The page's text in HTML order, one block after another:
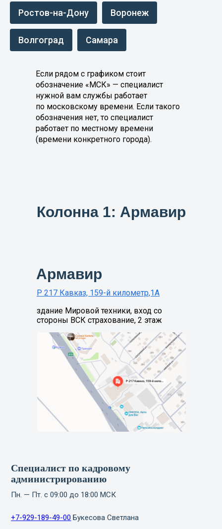
Ростов-на-Дону Воронеж
Волгоград Самара
Если рядом с графиком стоит
обозначение «МСК» — специалист
нужной вам службы работает
по московскому времени. Если такого
обозначения нет, то специалист
работает по местному времени
(времени конкретного города).
Колонна 1: Армавир
Армавир
здание Мировой техники, вход со
стороны ВСК страхование, 2 этаж
Р 217 Кавказ, 159-й километр,1А
Специалист по кадровому
администрированию
Пн. — Пт. с 09:00 до 18:00 МСК
+7-929-189-49-00 Букесова Светлана